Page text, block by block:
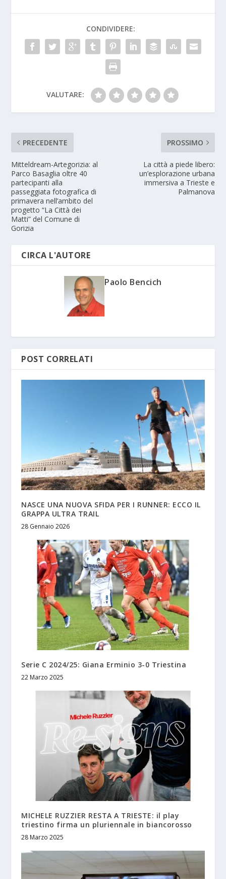
CONDIVIDERE:
VALUTARE:
PRECEDENTE
Mitteldream-Artegorizia: al
Parco Basaglia oltre 40
partecipanti alla
passeggiata fotografica di
primavera nell’ambito del
progetto “La Città dei
Matti” del Comune di
Gorizia
PROSSIMO
La città a piede libero:
un’esplorazione urbana
immersiva a Trieste e
Palmanova
CIRCA L'AUTORE
Paolo Bencich
POST CORRELATI
NASCE UNA NUOVA SFIDA PER I RUNNER: ECCO IL
GRAPPA ULTRA TRAIL
28 Gennaio 2026
Serie C 2024/25: Giana Erminio 3-0 Triestina
22 Marzo 2025
MICHELE RUZZIER RESTA A TRIESTE: il play
triestino firma un pluriennale in biancorosso
28 Marzo 2025